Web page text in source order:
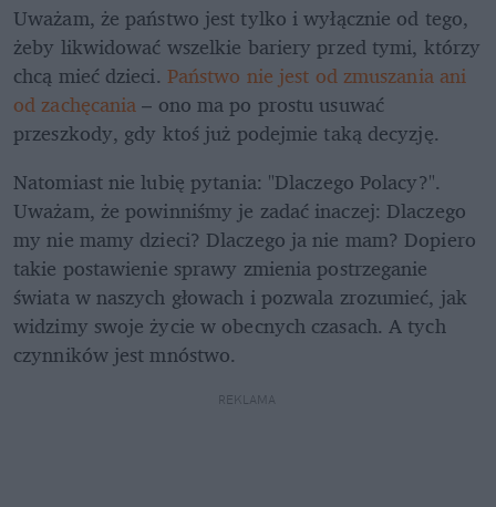
Uważam, że państwo jest tylko i wyłącznie od tego,
żeby likwidować wszelkie bariery przed tymi, którzy
chcą mieć dzieci. Państwo nie jest od zmuszania ani
od zachęcania – ono ma po prostu usuwać
przeszkody, gdy ktoś już podejmie taką decyzję.
Natomiast nie lubię pytania: "Dlaczego Polacy?".
Uważam, że powinniśmy je zadać inaczej: Dlaczego
my nie mamy dzieci? Dlaczego ja nie mam? Dopiero
takie postawienie sprawy zmienia postrzeganie
świata w naszych głowach i pozwala zrozumieć, jak
widzimy swoje życie w obecnych czasach. A tych
czynników jest mnóstwo.
REKLAMA